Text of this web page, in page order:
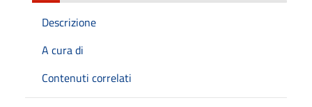
Descrizione
A cura di
Contenuti correlati